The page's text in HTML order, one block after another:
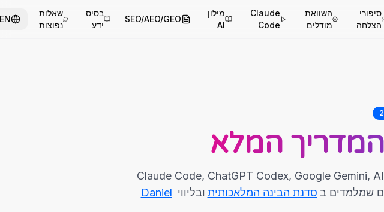
סיפורי
הצלחה
השוואת
מודלים
Claude
Code
מילון
AI
SEO/AEO/GEO
בסיס
ידע
שאלות
נפוצות
EN
הסקירה הכי מקיפה בעברית לכלי הבינה המלאכותית של 2026: Claude Code, ChatGPT Codex, Google Gemini, AI
סדנת הבינה המלאכותית ובליווי Daniel